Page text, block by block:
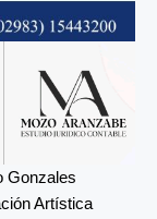
Gonzales
Artística